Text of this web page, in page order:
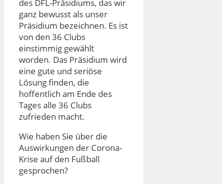
des DFL-Präsidiums, das wir
ganz bewusst als unser
Präsidium bezeichnen. Es ist
von den 36 Clubs
einstimmig gewählt
worden. Das Präsidium wird
eine gute und seriöse
Lösung finden, die
hoffentlich am Ende des
Tages alle 36 Clubs
zufrieden macht.
Wie haben Sie über die
Auswirkungen der Corona-
Krise auf den Fußball
gesprochen?